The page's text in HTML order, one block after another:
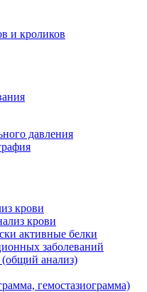
и кроликов
давления
крови
крови
активные белки
заболеваний
анализ)
гемостазиограмма)